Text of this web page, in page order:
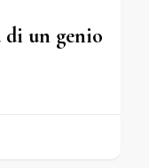
di un genio